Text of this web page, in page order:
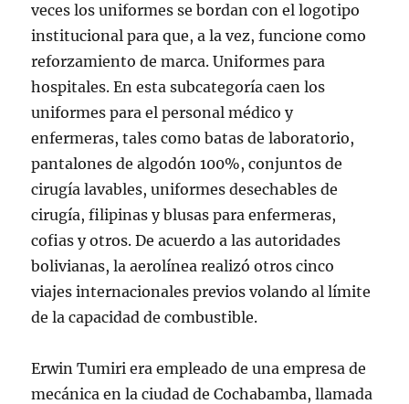
veces los uniformes se bordan con el logotipo
institucional para que, a la vez, funcione como
reforzamiento de marca. Uniformes para
hospitales. En esta subcategoría caen los
uniformes para el personal médico y
enfermeras, tales como batas de laboratorio,
pantalones de algodón 100%, conjuntos de
cirugía lavables, uniformes desechables de
cirugía, filipinas y blusas para enfermeras,
cofias y otros. De acuerdo a las autoridades
bolivianas, la aerolínea realizó otros cinco
viajes internacionales previos volando al límite
de la capacidad de combustible.
Erwin Tumiri era empleado de una empresa de
mecánica en la ciudad de Cochabamba, llamada